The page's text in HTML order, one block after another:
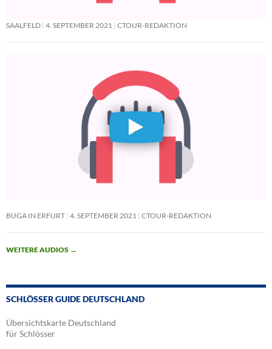
SAALFELD 4. SEPTEMBER 2021 CTOUR-REDAKTION
BUGA IN ERFURT 4. SEPTEMBER 2021 CTOUR-REDAKTION
WEITERE AUDIOS →
SCHLÖSSER GUIDE DEUTSCHLAND
Übersichtskarte Deutschland
für Schlösser